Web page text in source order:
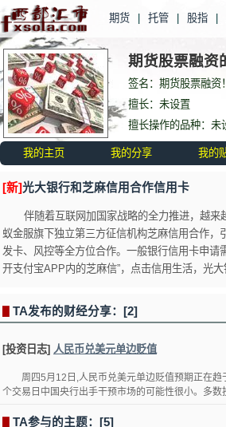
期货 托管 股指
期货股票融资
签名：期货股票融资！
擅长：未设置
擅长操作的品种：
我的主页 我的分享 我的
[新]光大银行和芝麻信用合作信用卡
伴随着互联网加国家战略的全力推进，越
蚁金服旗下独立第三方征信机构芝麻信用合作
发卡、风控等全方位合作。一般银行信用卡申
开支付宝APP内的芝麻信”，点击信用生活，光
TA发布的财经分享：[2]
[投资日志] 人民币兑美元单边贬值
周四5月12日,人民币兑美元单边贬值预期正在
个交易日中国央行出手干预市场的可能性很小。多
TA参与的主题：[5]